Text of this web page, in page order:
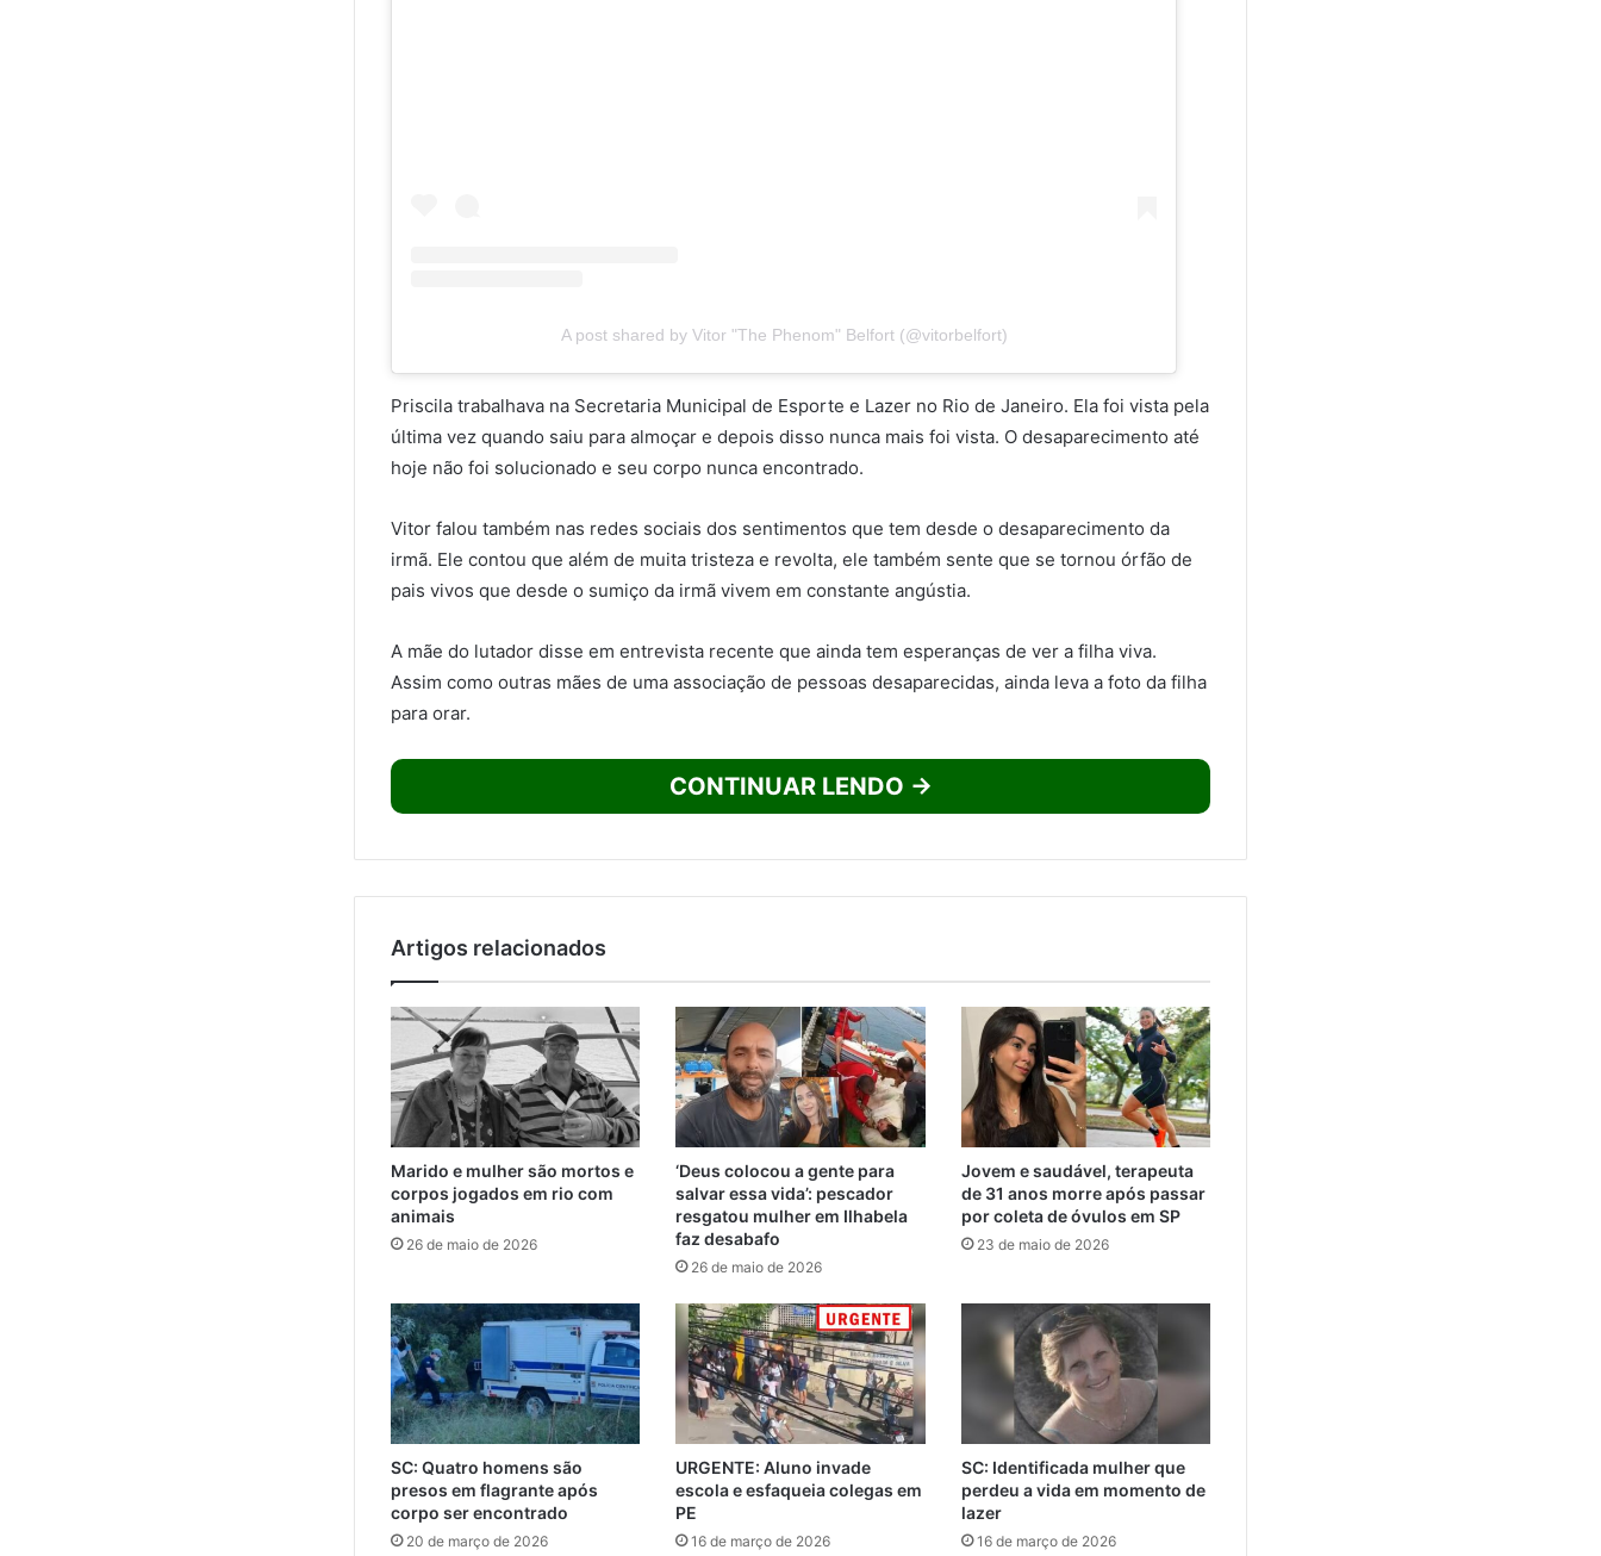
A post shared by Vitor "The Phenom" Belfort (@vitorbelfort)
Priscila trabalhava na Secretaria Municipal de Esporte e Lazer no Rio de Janeiro. Ela foi vista pela
última vez quando saiu para almoçar e depois disso nunca mais foi vista. O desaparecimento até
hoje não foi solucionado e seu corpo nunca encontrado.
Vitor falou também nas redes sociais dos sentimentos que tem desde o desaparecimento da
irmã. Ele contou que além de muita tristeza e revolta, ele também sente que se tornou órfão de
pais vivos que desde o sumiço da irmã vivem em constante angústia.
A mãe do lutador disse em entrevista recente que ainda tem esperanças de ver a filha viva.
Assim como outras mães de uma associação de pessoas desaparecidas, ainda leva a foto da filha
para orar.
CONTINUAR LENDO →
Artigos relacionados
Marido e mulher são mortos e
corpos jogados em rio com
animais
26 de maio de 2026
‘Deus colocou a gente para
salvar essa vida’: pescador
resgatou mulher em Ilhabela
faz desabafo
26 de maio de 2026
Jovem e saudável, terapeuta
de 31 anos morre após passar
por coleta de óvulos em SP
23 de maio de 2026
SC: Quatro homens são
presos em flagrante após
corpo ser encontrado
20 de março de 2026
URGENTE: Aluno invade
escola e esfaqueia colegas em
PE
16 de março de 2026
SC: Identificada mulher que
perdeu a vida em momento de
lazer
16 de março de 2026